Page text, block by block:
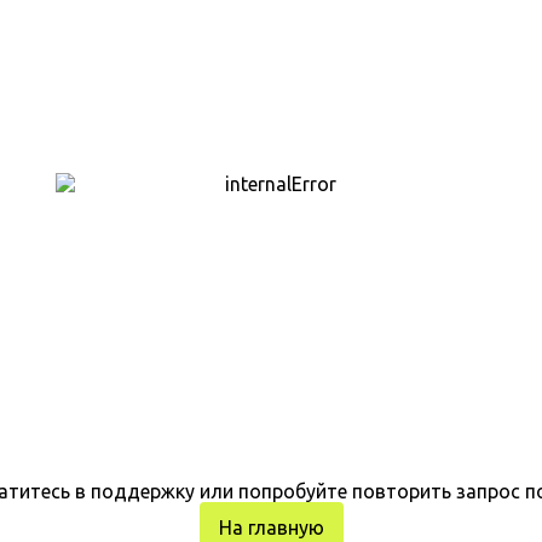
в поддержку или попробуйте повторить запрос
На главную